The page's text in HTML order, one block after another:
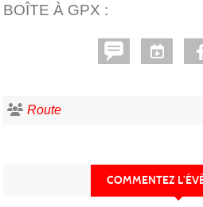
BOÎTE À GPX :
Route
COMMENTEZ